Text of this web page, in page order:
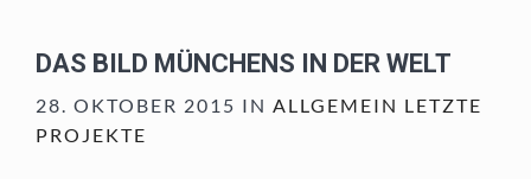
DAS BILD MÜNCHENS IN DER WELT
28. OKTOBER 2015 IN ALLGEMEIN LETZTE
PROJEKTE